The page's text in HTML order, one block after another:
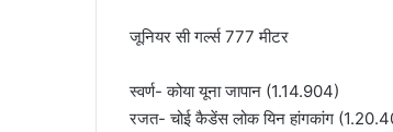
जूनियर सी गर्ल्स 777 मीटर
स्वर्ण- कोया यूना जापान (1.14.904)
रजत- चोई कैडेंस लोक यिन हांगकांग